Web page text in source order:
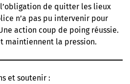
de quitter les lieux
n’a pas pu intervenir pour
action coup de poing réussie.
maintiennent la pression.
et soutenir :